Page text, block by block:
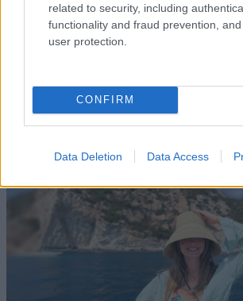
related to security, including
functionality and fraud prevention,
user protection.
CONFIRM
Data Deletion Data Access
Οι 5 ασκήσεις που πρέπει να
με δύναμη και αυτονομία – Ένα
ιδανικό πρόγραμμα καθώς